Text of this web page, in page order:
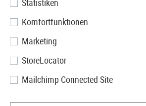
T-Series Molle Adapter
Statistiken
Komfortfunktionen
Marketing
StoreLocator
Mailchimp Connected Site